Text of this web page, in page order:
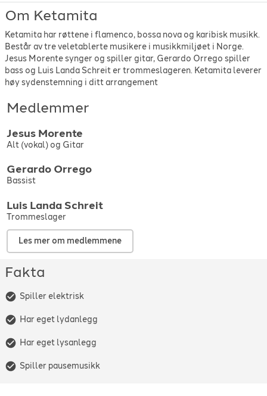
Om Ketamita
Ketamita har røttene i flamenco, bossa nova og karibisk musikk.
Består av tre veletablerte musikere i musikkmiljøet i Norge.
Jesus Morente synger og spiller gitar, Gerardo Orrego spiller
bass og Luis Landa Schreit er trommeslageren. Ketamita leverer
høy sydenstemning i ditt arrangement
Medlemmer
Jesus Morente
Alt (vokal) og Gitar
Gerardo Orrego
Bassist
Luis Landa Schreit
Trommeslager
Les mer om medlemmene
Fakta
Spiller elektrisk
Har eget lydanlegg
Har eget lysanlegg
Spiller pausemusikk